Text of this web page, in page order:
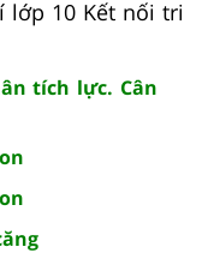
lớp 10 Kết nối tri
tích lực. Cân